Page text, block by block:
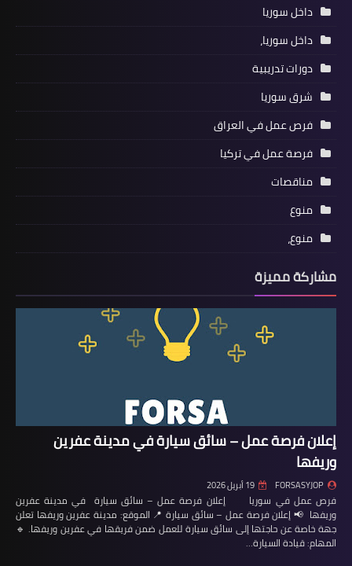
داخل سوريا
داخل سوريا،
دورات تدريبية
شرق سوريا
فرص عمل في العراق
فرصة عمل في تركيا
مناقصات
منوع
منوع،
مشاركة مميزة
إعلان فرصة عمل – سائق سيارة في مدينة عفرين
وريفها
FORSASYJOP 19 أبريل 2026
فرص عمل في سوريا إعلان فرصة عمل – سائق سيارة في مدينة عفرين
وريفها 📢 إعلان فرصة عمل – سائق سيارة 📍 الموقع: مدينة عفرين وريفها تعلن
جهة خاصة عن حاجتها إلى سائق سيارة للعمل ضمن فريقها في عفرين وريفها. 🔹
المهام: قيادة السيارة…